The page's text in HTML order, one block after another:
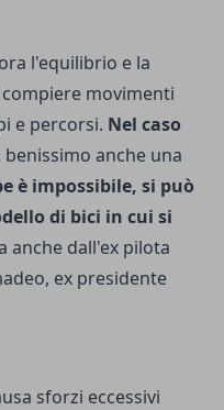
l'equilibrio e la
movimenti
e percorsi. Nel caso
benissimo anche una
è impossibile, si può
di bici in cui si
anche dall'ex pilota
ex presidente
sforzi eccessivi